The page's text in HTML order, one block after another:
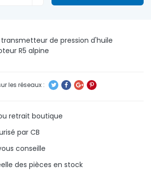
de pression d'huile
R5 alpine
retrait boutique
par CB
conseille
des pièces en stock